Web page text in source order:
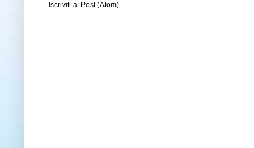
Iscriviti a: Post (Atom)